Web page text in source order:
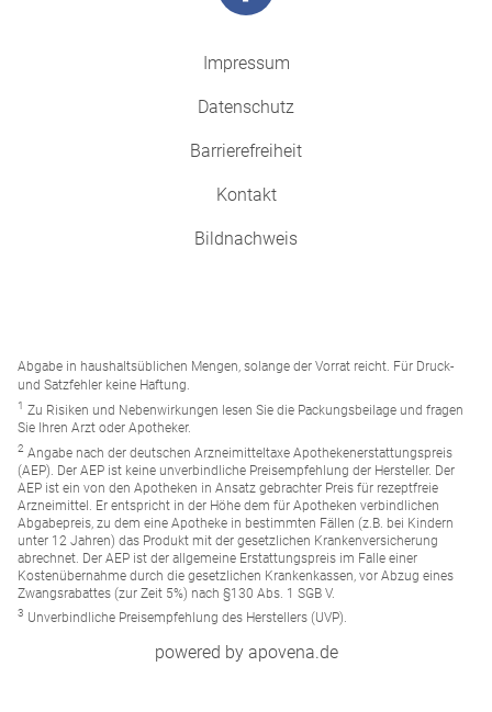
Impressum
Datenschutz
Barrierefreiheit
Kontakt
Bildnachweis
Abgabe in haushaltsüblichen Mengen, solange der Vorrat reicht. Für Druck-
und Satzfehler keine Haftung.
1 Zu Risiken und Nebenwirkungen lesen Sie die Packungsbeilage und fragen
Sie Ihren Arzt oder Apotheker.
2 Angabe nach der deutschen Arzneimitteltaxe Apothekenerstattungspreis
(AEP). Der AEP ist keine unverbindliche Preisempfehlung der Hersteller. Der
AEP ist ein von den Apotheken in Ansatz gebrachter Preis für rezeptfreie
Arzneimittel. Er entspricht in der Höhe dem für Apotheken verbindlichen
Abgabepreis, zu dem eine Apotheke in bestimmten Fällen (z.B. bei Kindern
unter 12 Jahren) das Produkt mit der gesetzlichen Krankenversicherung
abrechnet. Der AEP ist der allgemeine Erstattungspreis im Falle einer
Kostenübernahme durch die gesetzlichen Krankenkassen, vor Abzug eines
Zwangsrabattes (zur Zeit 5%) nach §130 Abs. 1 SGB V.
3 Unverbindliche Preisempfehlung des Herstellers (UVP).
powered by apovena.de